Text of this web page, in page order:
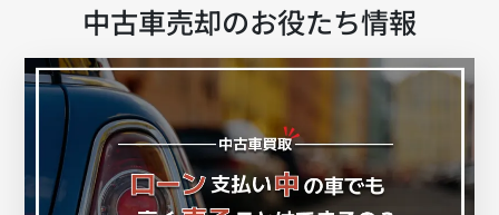
中古車売却のお役たち情報